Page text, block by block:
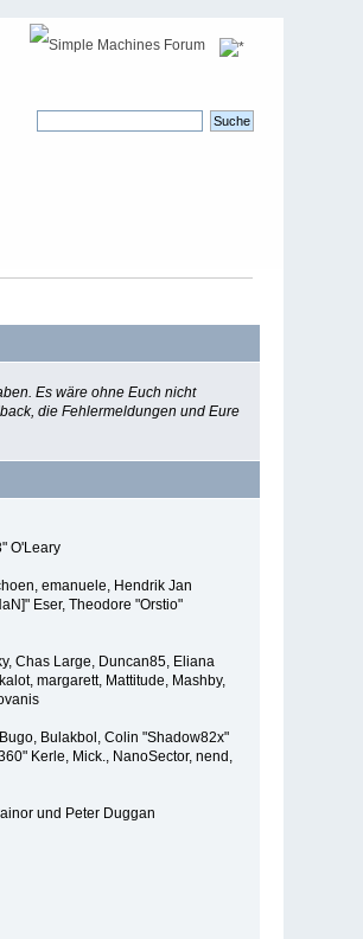
Es wäre ohne Euch nicht
die Fehlermeldungen und Eure
O'Leary
emanuele, Hendrik Jan
Eser, Theodore "Orstio"
Chas Large, Duncan85, Eliana
margarett, Mattitude, Mashby,
Bulakbol, Colin "Shadow82x"
Kerle, Mick., NanoSector, nend,
und Peter Duggan